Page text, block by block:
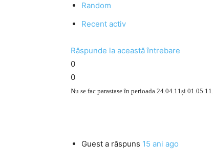
Random
Recent activ
Răspunde la această întrebare
0
0
Nu se fac parastase în perioada 24.04.11și 01.05.11.
Guest a răspuns 15 ani ago